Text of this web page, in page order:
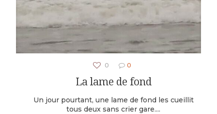
0 0
La lame de fond
Un jour pourtant, une lame de fond les cueillit
tous deux sans crier gare....